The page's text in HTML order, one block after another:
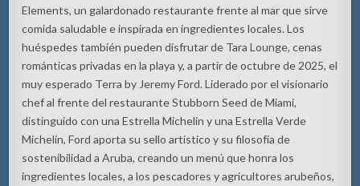
Elements, un galardonado restaurante frente al mar que sirve
comida saludable e inspirada en ingredientes locales. Los
huéspedes también pueden disfrutar de Tara Lounge, cenas
románticas privadas en la playa y, a partir de octubre de 2025, el
muy esperado Terra by Jeremy Ford. Liderado por el visionario
chef al frente del restaurante Stubborn Seed de Miami,
distinguido con una Estrella Michelin y una Estrella Verde
Michelin, Ford aporta su sello artístico y su filosofía de
sostenibilidad a Aruba, creando un menú que honra los
ingredientes locales, a los pescadores y agricultores arubeños,